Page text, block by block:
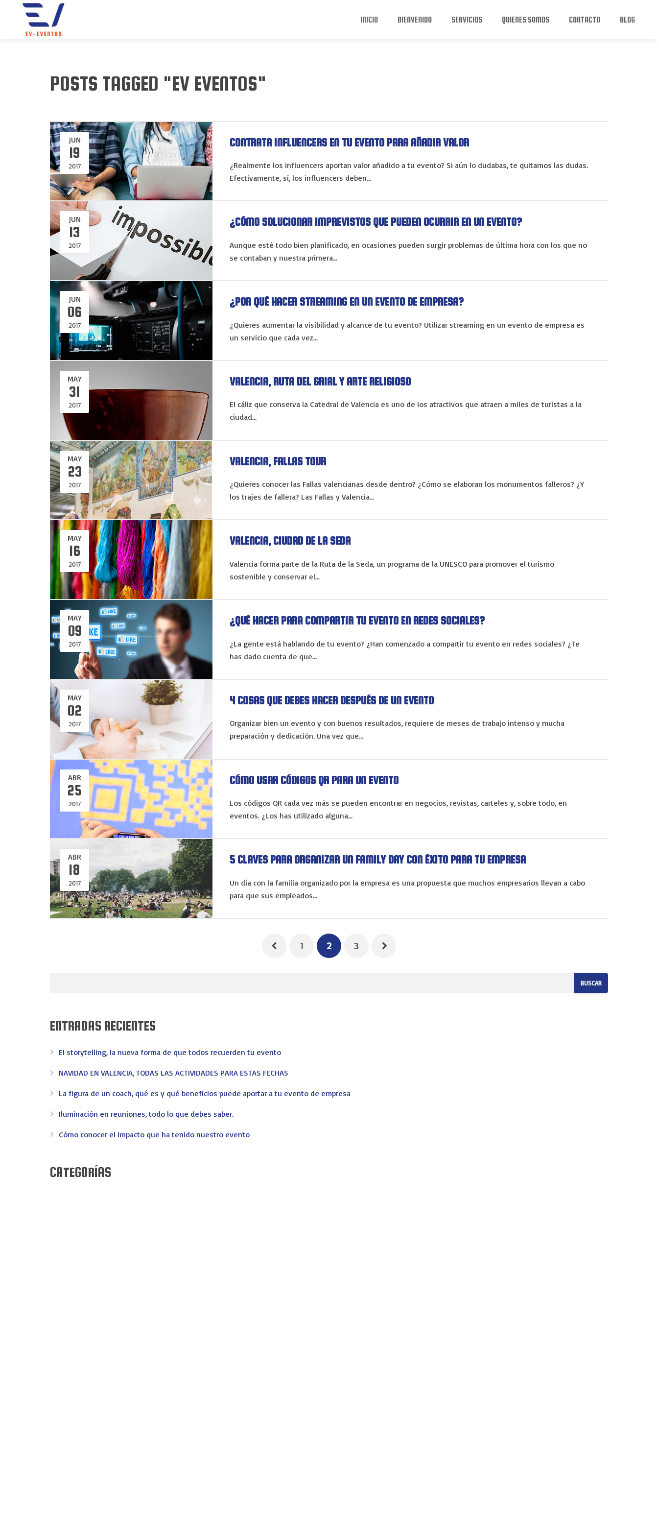
INICIO BIENVENIDO SERVICIOS QUIENES SOMOS CONTACTO BLOG
POSTS TAGGED "EV EVENTOS"
CONTRATA INFLUENCERS EN TU EVENTO PARA AÑADIR VALOR
JUN
19
2017
¿Realmente los influencers aportan valor añadido a tu evento? Si aún lo dudabas, te quitamos las dudas.
Efectivamente, sí, los influencers deben…
¿CÓMO SOLUCIONAR IMPREVISTOS QUE PUEDEN OCURRIR EN UN EVENTO?
JUN
13
2017
Aunque esté todo bien planificado, en ocasiones pueden surgir problemas de última hora con los que no
se contaban y nuestra primera…
¿POR QUÉ HACER STREAMING EN UN EVENTO DE EMPRESA?
JUN
06
2017
¿Quieres aumentar la visibilidad y alcance de tu evento? Utilizar streaming en un evento de empresa es
un servicio que cada vez…
VALENCIA, RUTA DEL GRIAL Y ARTE RELIGIOSO
MAY
31
2017
El cáliz que conserva la Catedral de Valencia es uno de los atractivos que atraen a miles de turistas a la
ciudad…
VALENCIA, FALLAS TOUR
MAY
23
2017
¿Quieres conocer las Fallas valencianas desde dentro? ¿Cómo se elaboran los monumentos falleros? ¿Y
los trajes de fallera? Las Fallas y Valencia…
VALENCIA, CIUDAD DE LA SEDA
MAY
16
2017
Valencia forma parte de la Ruta de la Seda, un programa de la UNESCO para promover el turismo
sostenible y conservar el…
¿QUÉ HACER PARA COMPARTIR TU EVENTO EN REDES SOCIALES?
MAY
09
2017
¿La gente está hablando de tu evento? ¿Han comenzado a compartir tu evento en redes sociales? ¿Te
has dado cuenta de que…
4 COSAS QUE DEBES HACER DESPUÉS DE UN EVENTO
MAY
02
2017
Organizar bien un evento y con buenos resultados, requiere de meses de trabajo intenso y mucha
preparación y dedicación. Una vez que…
CÓMO USAR CÓDIGOS QR PARA UN EVENTO
ABR
25
2017
Los códigos QR cada vez más se pueden encontrar en negocios, revistas, carteles y, sobre todo, en
eventos. ¿Los has utilizado alguna…
5 CLAVES PARA ORGANIZAR UN FAMILY DAY CON ÉXITO PARA TU EMPRESA
ABR
18
2017
Un día con la familia organizado por la empresa es una propuesta que muchos empresarios llevan a cabo
para que sus empleados…
1 2 3
ENTRADAS RECIENTES
El storytelling, la nueva forma de que todos recuerden tu evento
NAVIDAD EN VALENCIA, TODAS LAS ACTIVIDADES PARA ESTAS FECHAS
La figura de un coach, qué es y qué beneficios puede aportar a tu evento de empresa
Iluminación en reuniones, todo lo que debes saber.
Cómo conocer el impacto que ha tenido nuestro evento
CATEGORÍAS
confianza en Valencia.
CONTACTO
AV. REINO DE VALENCIA 69 - 46005 VALENCIA
info@ev-eventos.com
© 2016 EV Eventos: Creamos eventos y recuerdos - Pagina creada por